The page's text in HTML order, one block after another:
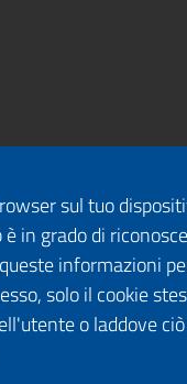
sul tuo
in grado di
informazioni
solo il cookie
o laddove